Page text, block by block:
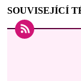
SOUVISEJÍCÍ